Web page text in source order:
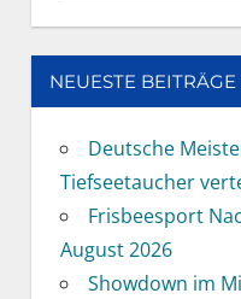
NEUESTE BEITRÄGE
Deutsche
Tiefseetaucher
Frisbeesport
August 2026
Showdown im